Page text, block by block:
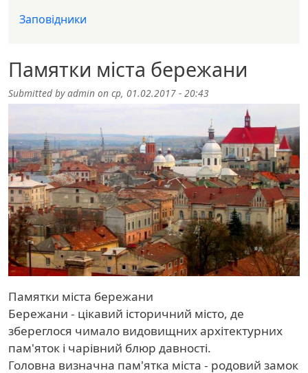
Памятки міста бережани
Submitted byadmin on ср, 01.02.2017 - 20:43
Памятки міста бережани
Бережани - цікавий історичний місто, де
збереглося чимало видовищних архітектурних
пам'яток і чарівний блюр давності.
Головна визначна пам'ятка міста - родовий замок
Заповідники